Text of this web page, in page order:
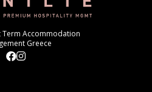
Term Accommodation
Greece